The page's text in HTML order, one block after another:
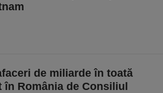
de miliarde în toată
în România de Consiliul